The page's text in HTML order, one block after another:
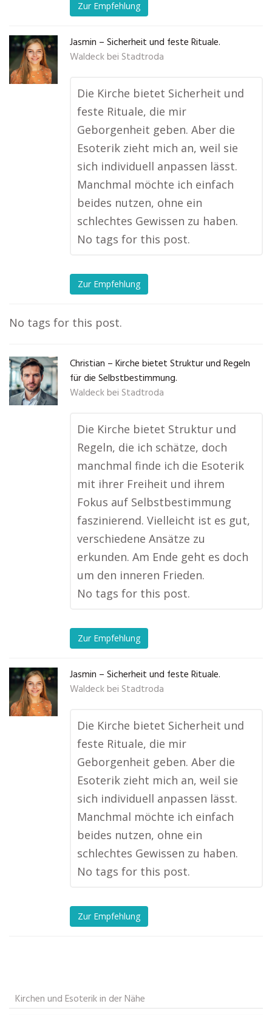
Zur Empfehlung
Jasmin – Sicherheit und feste Rituale.
Waldeck bei Stadtroda
Die Kirche bietet Sicherheit und
feste Rituale, die mir
Geborgenheit geben. Aber die
Esoterik zieht mich an, weil sie
sich individuell anpassen lässt.
Manchmal möchte ich einfach
beides nutzen, ohne ein
schlechtes Gewissen zu haben.
No tags for this post.
Zur Empfehlung
No tags for this post.
Christian – Kirche bietet Struktur und Regeln
für die Selbstbestimmung.
Waldeck bei Stadtroda
Die Kirche bietet Struktur und
Regeln, die ich schätze, doch
manchmal finde ich die Esoterik
mit ihrer Freiheit und ihrem
Fokus auf Selbstbestimmung
faszinierend. Vielleicht ist es gut,
verschiedene Ansätze zu
erkunden. Am Ende geht es doch
um den inneren Frieden.
No tags for this post.
Zur Empfehlung
Jasmin – Sicherheit und feste Rituale.
Waldeck bei Stadtroda
Die Kirche bietet Sicherheit und
feste Rituale, die mir
Geborgenheit geben. Aber die
Esoterik zieht mich an, weil sie
sich individuell anpassen lässt.
Manchmal möchte ich einfach
beides nutzen, ohne ein
schlechtes Gewissen zu haben.
No tags for this post.
Zur Empfehlung
Kirchen und Esoterik in der Nähe